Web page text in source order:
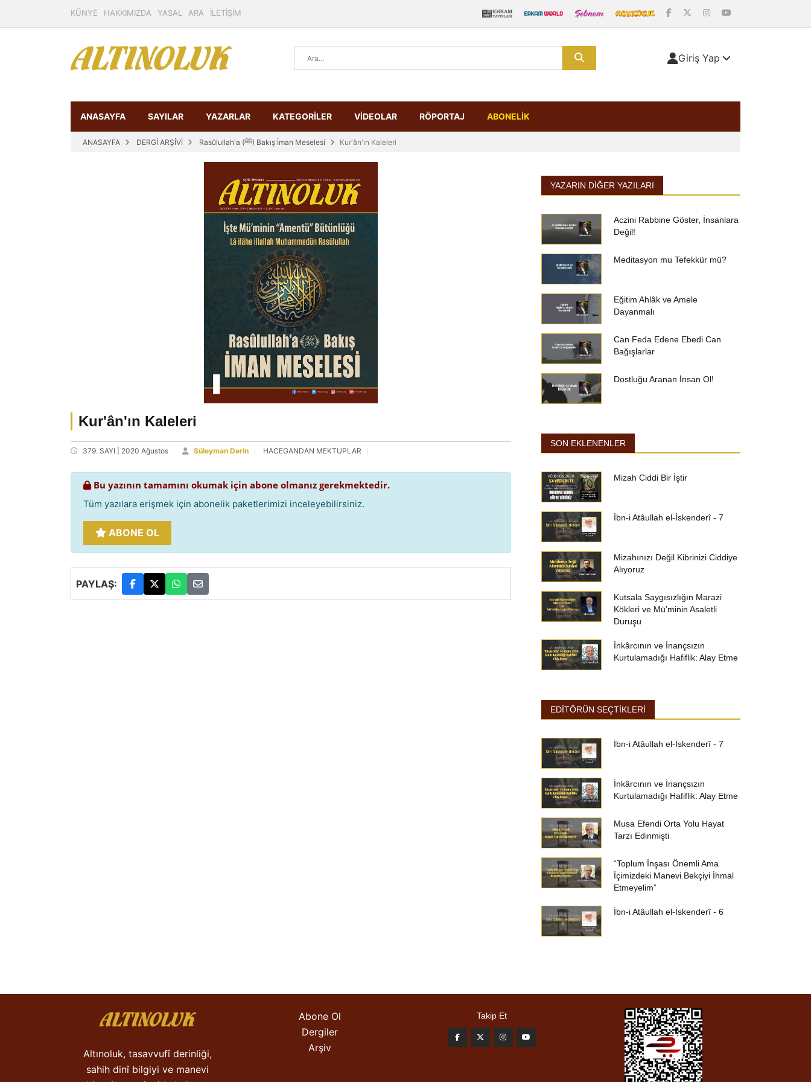
KÜNYE HAKKIMIZDA YASAL ARA İLETİŞİM
Giriş Yap
ANASAYFA SAYILAR YAZARLAR KATEGORİLER VİDEOLAR RÖPORTAJ ABONELİK
ANASAYFA DERGİ ARŞİVİ Rasûlullah'a (ﷺ) Bakış İman Meselesi Kur'ân'ın Kaleleri
Kur'ân'ın Kaleleri
379. SAYI | 2020 Ağustos Süleyman Derin HACEGANDAN MEKTUPLAR
Bu yazının tamamını okumak için abone olmanız gerekmektedir.
Tüm yazılara erişmek için abonelik paketlerimizi inceleyebilirsiniz.
ABONE OL
PAYLAŞ:
YAZARIN DIĞER YAZILARI
Aczini Rabbine Göster, İnsanlara
Değil!
Meditasyon mu Tefekkür mü?
Eğitim Ahlâk ve Amele
Dayanmalı
Can Feda Edene Ebedi Can
Bağışlarlar
Dostluğu Aranan İnsan Ol!
SON EKLENENLER
Mizah Ciddi Bir İştir
İbn-i Atâullah el-İskenderî - 7
Mizahınızı Değil Kibrinizi Ciddiye
Alıyoruz
Kutsala Saygısızlığın Marazi
Kökleri ve Mü’minin Asaletli
Duruşu
İnkârcının ve İnançsızın
Kurtulamadığı Hafiflik: Alay Etme
EDİTÖRÜN SEÇTİKLERİ
İbn-i Atâullah el-İskenderî - 7
İnkârcının ve İnançsızın
Kurtulamadığı Hafiflik: Alay Etme
Musa Efendi Orta Yolu Hayat
Tarzı Edinmişti
“Toplum İnşası Önemli Ama
İçimizdeki Manevi Bekçiyi İhmal
Etmeyelim”
İbn-i Atâullah el-İskenderî - 6
Altınoluk, tasavvufî derinliği,
sahih dinî bilgiyi ve manevi
Abone Ol
Dergiler
Arşiv
Takip Et